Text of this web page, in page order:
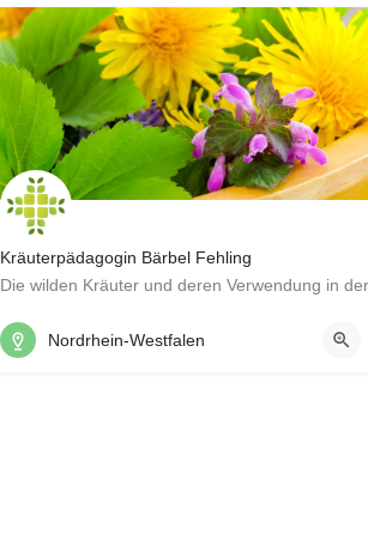
Kräuterpädagogin Bärbel Fehling
02266 5340
Nordrhein-Westfalen